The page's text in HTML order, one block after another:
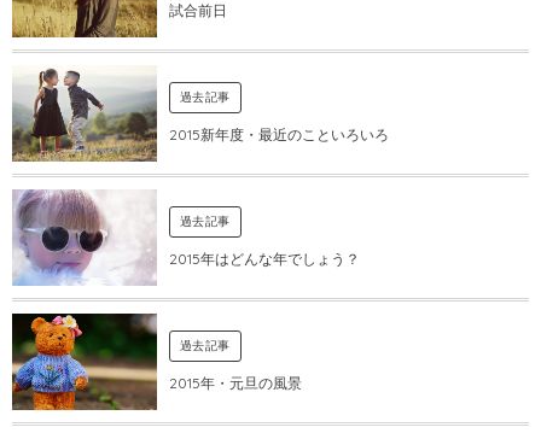
試合前日
過去記事
2015新年度・最近のこといろいろ
過去記事
2015年はどんな年でしょう？
過去記事
2015年・元旦の風景